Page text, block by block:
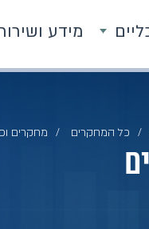
מידע
כל המחקרים מחקרים